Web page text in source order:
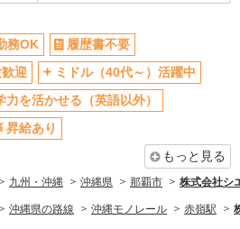
務OK
履歴書不要
迎
ミドル（40代～）活躍中
力を活かせる（英語以外）
昇給あり
もっと見る
九州・沖縄 沖縄県 那覇市 株式会社シ
沖縄県の路線 沖縄モノレール 赤嶺駅